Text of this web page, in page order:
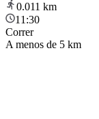
0.011 km
11:30
Correr
A menos de 5 km